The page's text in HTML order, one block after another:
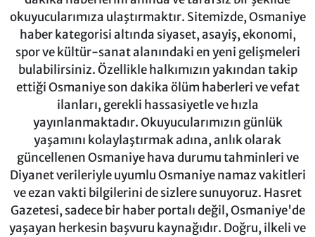
okuyucularımıza ulaştırmaktır. Sitemizde, Osmaniye
haber kategorisi altında siyaset, asayiş, ekonomi,
spor ve kültür-sanat alanındaki en yeni gelişmeleri
bulabilirsiniz. Özellikle halkımızın yakından takip
ettiği Osmaniye son dakika ölüm haberleri ve vefat
ilanları, gerekli hassasiyetle ve hızla
yayınlanmaktadır. Okuyucularımızın günlük
yaşamını kolaylaştırmak adına, anlık olarak
güncellenen Osmaniye hava durumu tahminleri ve
Diyanet verileriyle uyumlu Osmaniye namaz vakitleri
ve ezan vakti bilgilerini de sizlere sunuyoruz. Hasret
Gazetesi, sadece bir haber portalı değil, Osmaniye'de
yaşayan herkesin başvuru kaynağıdır. Doğru, ilkeli ve